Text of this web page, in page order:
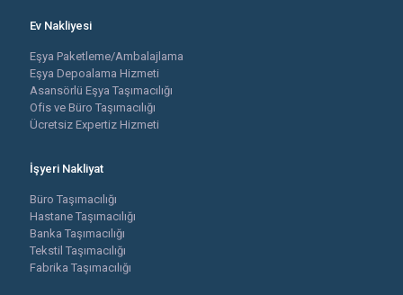
Ev Nakliyesi
Eşya Paketleme/Ambalajlama
Eşya Depoalama Hizmeti
Asansörlü Eşya Taşımacılığı
Ofis ve Büro Taşımacılığı
Ücretsiz Expertiz Hizmeti
İşyeri Nakliyat
Büro Taşımacılığı
Hastane Taşımacılığı
Banka Taşımacılığı
Tekstil Taşımacılığı
Fabrika Taşımacılığı